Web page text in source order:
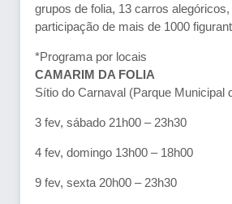
grupos de folia, 13 carros
participação de mais de 1000
*Programa por locais
CAMARIM DA FOLIA
Sítio do Carnaval (Parque Municipal
3 fev, sábado 21h00 – 23h30
4 fev, domingo 13h00 – 18h00
9 fev, sexta 20h00 – 23h30